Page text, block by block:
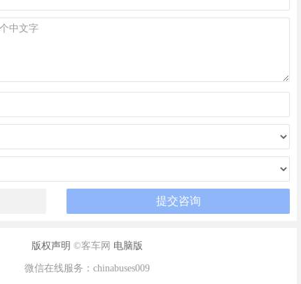
版权声明 ©客车网 电脑版
微信在线服务：chinabuses009